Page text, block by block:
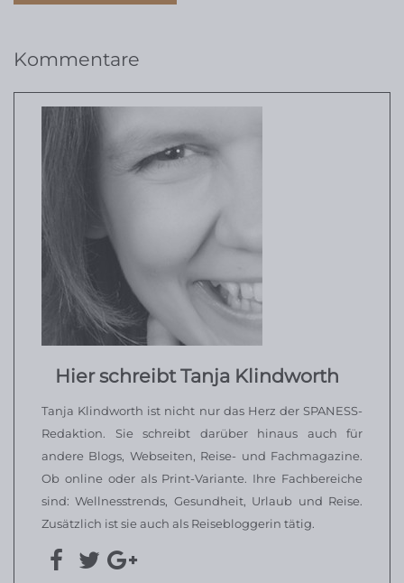
Kommentare
Hier schreibt Tanja Klindworth
Tanja Klindworth ist nicht nur das Herz der SPANESS-
Redaktion. Sie schreibt darüber hinaus auch für
andere Blogs, Webseiten, Reise- und Fachmagazine.
Ob online oder als Print-Variante. Ihre Fachbereiche
sind: Wellnesstrends, Gesundheit, Urlaub und Reise.
Zusätzlich ist sie auch als Reisebloggerin tätig.